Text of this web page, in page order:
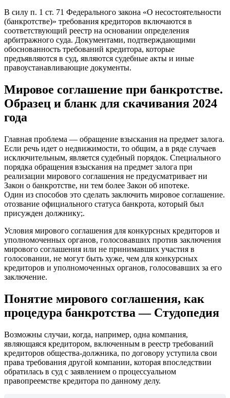
В силу п. 1 ст. 71 Федерального закона «О несостоятельности
(банкротстве)» требования кредиторов включаются в
соответствующий реестр на основании определения
арбитражного суда. Документами, подтверждающими
обоснованность требований кредитора, которые
предъявляются в суд, являются судебные акты и иные
правоустанавливающие документы.
Мировое соглашение при банкротстве.
Образец и бланк для скачивания 2024
года
Главная проблема — обращение взыскания на предмет залога.
Если речь идет о недвижимости, то общим, а в ряде случаев
исключительным, является судебный порядок. Специального
порядка обращения взыскания на предмет залога при
реализации мирового соглашения не предусматривает ни
Закон о банкротстве, ни тем более Закон об ипотеке.
Один из способов это сделать заключить мировое соглашение.
отозвание официального статуса банкрота, который был
присужден должнику;.
Условия мирового соглашения для конкурсных кредиторов и
уполномоченных органов, голосовавших против заключения
мирового соглашения или не принимавших участия в
голосовании, не могут быть хуже, чем для конкурсных
кредиторов и уполномоченных органов, голосовавших за его
заключение.
Понятие мирового соглашения, как
процедура банкротства — Студопедия
Возможны случаи, когда, например, одна компания,
являющаяся кредитором, включенным в реестр требований
кредиторов общества-должника, по договору уступила свои
права требования другой компании, которая впоследствии
обратилась в суд с заявлением о процессуальном
правопреемстве кредитора по данному делу.